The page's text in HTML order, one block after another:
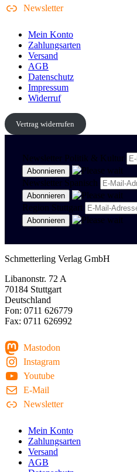
Newsletter
Mein Konto
Zahlungsarten
Versand
AGB
Datenschutz
Impressum
Widerruf
Vertrag widerrufen
Newsletter Politik & Kultur
Newsletter Spanisch
Region Stuttgart
Schmetterling Verlag GmbH
Libanonstr. 72 A
70184 Stuttgart
Deutschland
Fon: 0711 626779
Fax: 0711 626992
Mastodon
Instagram
Youtube
E-Mail
Newsletter
Mein Konto
Zahlungsarten
Versand
AGB